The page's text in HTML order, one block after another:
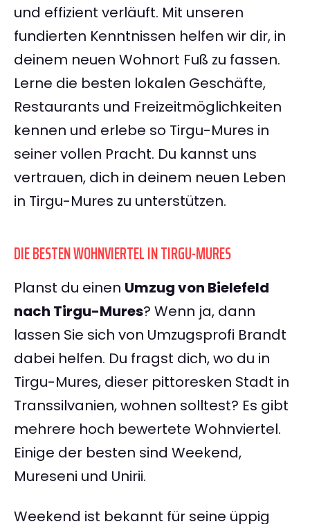
und effizient verläuft. Mit unseren
fundierten Kenntnissen helfen wir dir, in
deinem neuen Wohnort Fuß zu fassen.
Lerne die besten lokalen Geschäfte,
Restaurants und Freizeitmöglichkeiten
kennen und erlebe so Tirgu-Mures in
seiner vollen Pracht. Du kannst uns
vertrauen, dich in deinem neuen Leben
in Tirgu-Mures zu unterstützen.
DIE BESTEN WOHNVIERTEL IN TIRGU-MURES
Planst du einen Umzug von Bielefeld
nach Tirgu-Mures? Wenn ja, dann
lassen Sie sich von Umzugsprofi Brandt
dabei helfen. Du fragst dich, wo du in
Tirgu-Mures, dieser pittoresken Stadt in
Transsilvanien, wohnen solltest? Es gibt
mehrere hoch bewertete Wohnviertel.
Einige der besten sind Weekend,
Mureseni und Unirii.
Weekend ist bekannt für seine üppig